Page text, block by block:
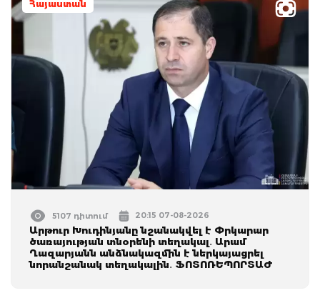
Հայաստան
5107 դիտում 20:15 07-08-2026
Արթուր Խուդինյանը նշանակվել է Փրկարար
ծառայության տնօրենի տեղակալ․ Արամ
Ղազարյանն անձնակազմին է ներկայացրել
նորանշանակ տեղակալին․ ՖՈՏՈՌԵՊՈՐՏԱԺ